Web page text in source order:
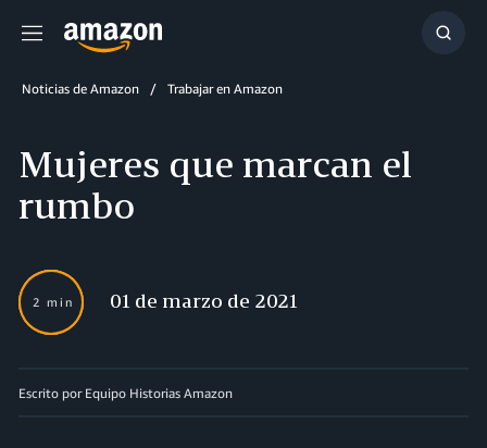
Menú
Noticias de Amazon Trabajar en Amazon
Mujeres que marcan el
rumbo
2 min 01 de marzo de 2021
Escrito por Equipo Historias Amazon